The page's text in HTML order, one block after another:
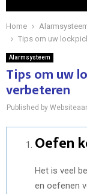
Home
Tips om uw
Alarmsysteem
Tips om uw
verbeteren
Published by
Oefen
Het is veel
en oefenen